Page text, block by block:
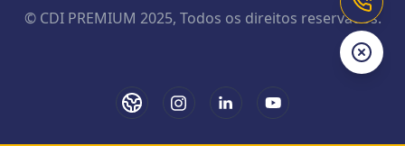
© CDI PREMIUM 2025, Todos os direitos reservados.
Ligar